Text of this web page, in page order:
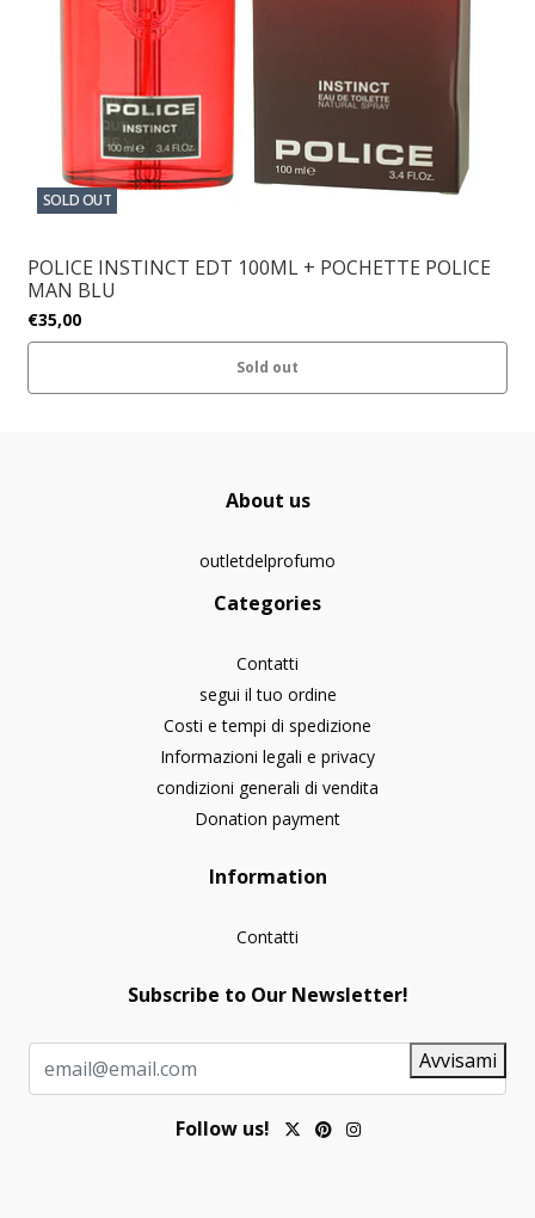
SOLD OUT
POLICE INSTINCT EDT 100ML + POCHETTE POLICE
MAN BLU
€35,00
Sold out
About us
outletdelprofumo
Categories
Contatti
segui il tuo ordine
Costi e tempi di spedizione
Informazioni legali e privacy
condizioni generali di vendita
Donation payment
Information
Contatti
Subscribe to Our Newsletter!
Avvisami
Follow us!